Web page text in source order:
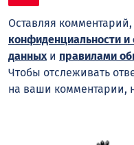
Оставляя
конфиденциальности
данных и правилами
Чтобы отслеживать
на ваши комментарии,